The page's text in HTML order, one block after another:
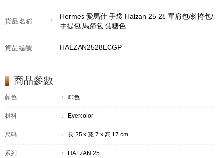
貨品名稱 :
Hermes 愛馬仕 手袋 Halzan 25 28 單肩包/斜挎包/
手提包 馬蹄包 焦糖色
貨品編號 : HALZAN2528ECGP
商品參數
顏色 ： 啡色
材料 ： Evercolor
尺码 ： 長 25 x 寬 7 x 高 17 cm
系列 ： HALZAN 25